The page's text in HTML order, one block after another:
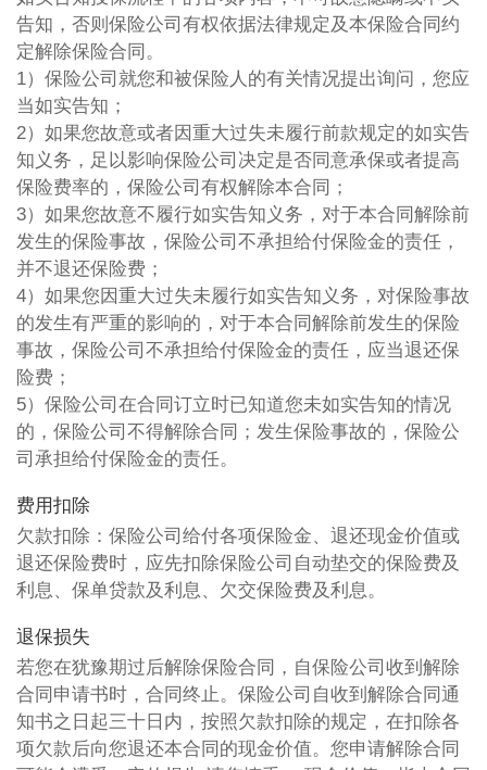
告知，否则保险公司有权依据法律规定及本保险合同约
定解除保险合同。
1）保险公司就您和被保险人的有关情况提出询问，您应
当如实告知；
2）如果您故意或者因重大过失未履行前款规定的如实告
知义务，足以影响保险公司决定是否同意承保或者提高
保险费率的，保险公司有权解除本合同；
3）如果您故意不履行如实告知义务，对于本合同解除前
发生的保险事故，保险公司不承担给付保险金的责任，
并不退还保险费；
4）如果您因重大过失未履行如实告知义务，对保险事故
的发生有严重的影响的，对于本合同解除前发生的保险
事故，保险公司不承担给付保险金的责任，应当退还保
险费；
5）保险公司在合同订立时已知道您未如实告知的情况
的，保险公司不得解除合同；发生保险事故的，保险公
司承担给付保险金的责任。
费用扣除
欠款扣除：保险公司给付各项保险金、退还现金价值或
退还保险费时，应先扣除保险公司自动垫交的保险费及
利息、保单贷款及利息、欠交保险费及利息。
退保损失
若您在犹豫期过后解除保险合同，自保险公司收到解除
合同申请书时，合同终止。保险公司自收到解除合同通
知书之日起三十日内，按照欠款扣除的规定，在扣除各
项欠款后向您退还本合同的现金价值。您申请解除合同